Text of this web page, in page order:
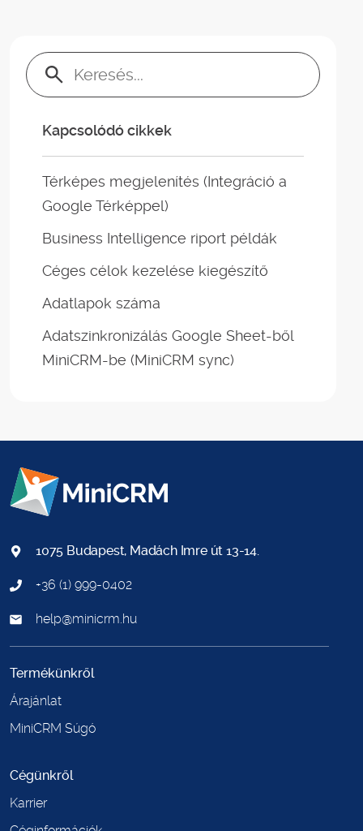
Keresés:
Kapcsolódó cikkek
Térképes megjelenítés (Integráció a
Google Térképpel)
Business Intelligence riport példák
Céges célok kezelése kiegészítő
Adatlapok száma
Adatszinkronizálás Google Sheet-ből
MiniCRM-be (MiniCRM sync)
1075 Budapest, Madách Imre út 13-14.
+36 (1) 999-0402
help@minicrm.hu
Termékünkről
Árajánlat
MiniCRM Súgó
Cégünkről
Karrier